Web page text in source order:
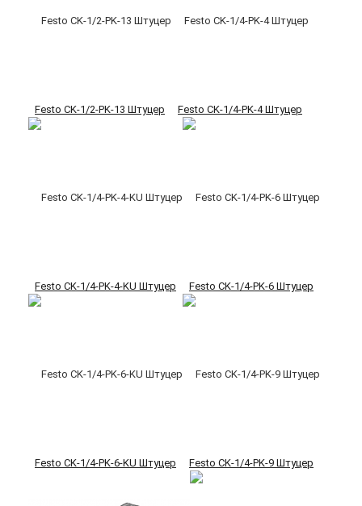
Festo CK-1/2-PK-13 Штуцер Festo CK-1/4-PK-4 Штуцер
Festo CK-1/4-PK-4-KU Штуцер Festo CK-1/4-PK-6 Штуцер
Festo CK-1/4-PK-6-KU Штуцер Festo CK-1/4-PK-9 Штуцер